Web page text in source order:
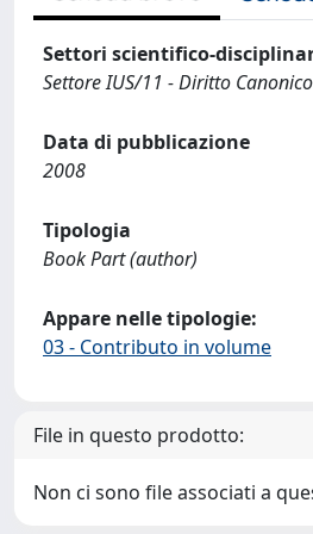
Settori scientifico-
Settore IUS/11 - Diritto
Data di pubblicazione
2008
Tipologia
Book Part (author)
Appare nelle tipologie:
03 - Contributo in volume
File in questo prodotto:
Non ci sono file associati a